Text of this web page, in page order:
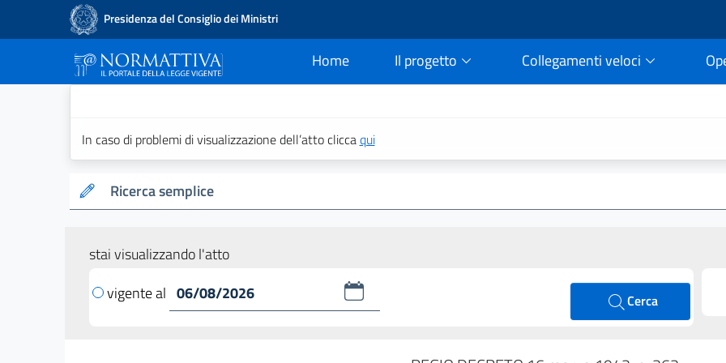
Presidenza del Consiglio dei Ministri
Home
current Il progetto Collegamenti veloci
In caso di problemi di visualizzazione dell’atto cliccaqui
Ricerca semplice
stai visualizzando l'atto
vigente al
Cerca